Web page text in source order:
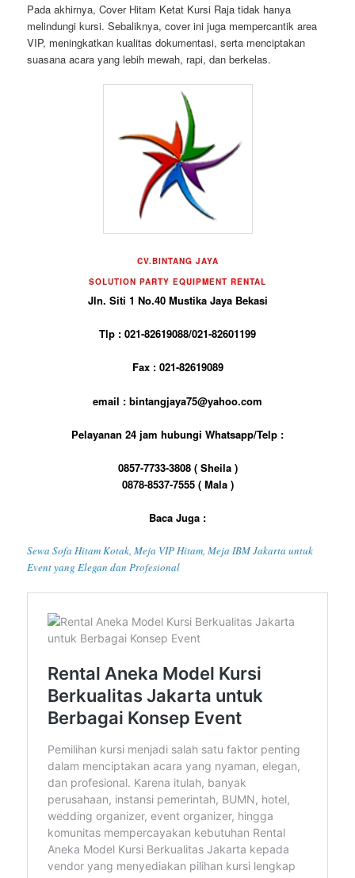
Pada akhirnya, Cover Hitam Ketat Kursi Raja tidak hanya
melindungi kursi. Sebaliknya, cover ini juga mempercantik area
VIP, meningkatkan kualitas dokumentasi, serta menciptakan
suasana acara yang lebih mewah, rapi, dan berkelas.
CV.BINTANG JAYA
SOLUTION PARTY EQUIPMENT RENTAL
Jln. Siti 1 No.40 Mustika Jaya Bekasi
Tlp : 021-82619088/021-82601199
Fax : 021-82619089
email : bintangjaya75@yahoo.com
Pelayanan 24 jam hubungi Whatsapp/Telp :
0857-7733-3808 ( Sheila )
0878-8537-7555 ( Mala )
Baca Juga :
Sewa Sofa Hitam Kotak, Meja VIP Hitam, Meja IBM Jakarta untuk
Event yang Elegan dan Profesional